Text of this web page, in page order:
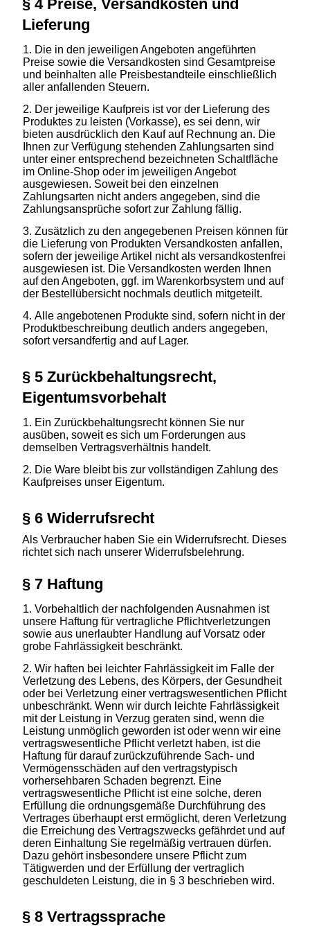
§ 4 Preise, Versandkosten und
Lieferung
Die in den jeweiligen Angeboten angeführten
Preise sowie die Versandkosten sind Gesamtpreise
und beinhalten alle Preisbestandteile einschließlich
aller anfallenden Steuern.
Der jeweilige Kaufpreis ist vor der Lieferung des
Produktes zu leisten (Vorkasse), es sei denn, wir
bieten ausdrücklich den Kauf auf Rechnung an. Die
Ihnen zur Verfügung stehenden Zahlungsarten sind
unter einer entsprechend bezeichneten Schaltfläche
im Online-Shop oder im jeweiligen Angebot
ausgewiesen. Soweit bei den einzelnen
Zahlungsarten nicht anders angegeben, sind die
Zahlungsansprüche sofort zur Zahlung fällig.
Zusätzlich zu den angegebenen Preisen können für
die Lieferung von Produkten Versandkosten anfallen,
sofern der jeweilige Artikel nicht als versandkostenfrei
ausgewiesen ist. Die Versandkosten werden Ihnen
auf den Angeboten, ggf. im Warenkorbsystem und auf
der Bestellübersicht nochmals deutlich mitgeteilt.
Alle angebotenen Produkte sind, sofern nicht in der
Produktbeschreibung deutlich anders angegeben,
sofort versandfertig and auf Lager.
§ 5 Zurückbehaltungsrecht,
Eigentumsvorbehalt
Ein Zurückbehaltungsrecht können Sie nur
ausüben, soweit es sich um Forderungen aus
demselben Vertragsverhältnis handelt.
Die Ware bleibt bis zur vollständigen Zahlung des
Kaufpreises unser Eigentum.
§ 6 Widerrufsrecht
Als Verbraucher haben Sie ein Widerrufsrecht. Dieses
richtet sich nach unserer Widerrufsbelehrung.
§ 7 Haftung
Vorbehaltlich der nachfolgenden Ausnahmen ist
unsere Haftung für vertragliche Pflichtverletzungen
sowie aus unerlaubter Handlung auf Vorsatz oder
grobe Fahrlässigkeit beschränkt.
Wir haften bei leichter Fahrlässigkeit im Falle der
Verletzung des Lebens, des Körpers, der Gesundheit
oder bei Verletzung einer vertragswesentlichen Pflicht
unbeschränkt. Wenn wir durch leichte Fahrlässigkeit
mit der Leistung in Verzug geraten sind, wenn die
Leistung unmöglich geworden ist oder wenn wir eine
vertragswesentliche Pflicht verletzt haben, ist die
Haftung für darauf zurückzuführende Sach- und
Vermögensschäden auf den vertragstypisch
vorhersehbaren Schaden begrenzt. Eine
vertragswesentliche Pflicht ist eine solche, deren
Erfüllung die ordnungsgemäße Durchführung des
Vertrages überhaupt erst ermöglicht, deren Verletzung
die Erreichung des Vertragszwecks gefährdet und auf
deren Einhaltung Sie regelmäßig vertrauen dürfen.
Dazu gehört insbesondere unsere Pflicht zum
Tätigwerden und der Erfüllung der vertraglich
geschuldeten Leistung, die in § 3 beschrieben wird.
§ 8 Vertragssprache